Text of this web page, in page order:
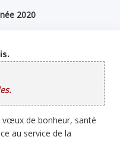
2020
vœux de bonheur, santé
au service de la